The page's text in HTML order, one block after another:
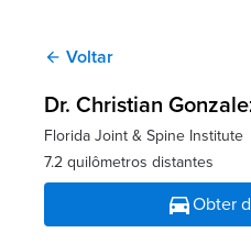
arrow_back Voltar
Dr. Christian
Florida Joint & Spine Institute
7.2 quilômetros distantes
directions_carObter